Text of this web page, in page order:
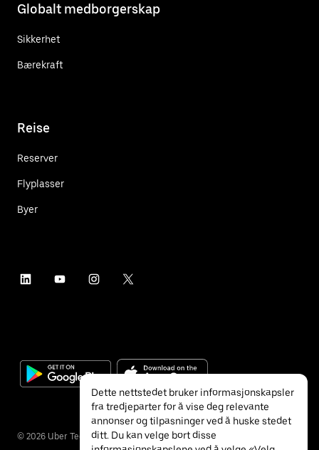
Globalt medborgerskap
Sikkerhet
Bærekraft
Reise
Reserver
Flyplasser
Byer
© 2026 Uber Technologies Inc.
Dette nettstedet bruker informasjonskapsler
fra tredjeparter for å vise deg relevante
annonser og tilpasninger ved å huske stedet
ditt. Du kan velge bort disse